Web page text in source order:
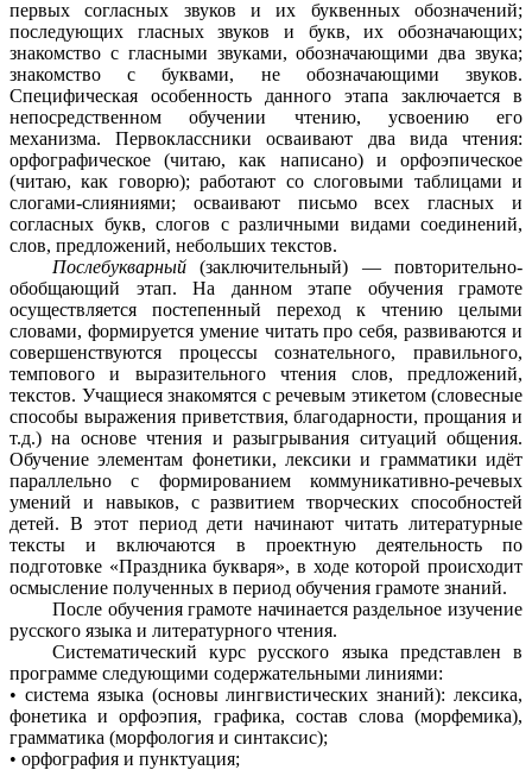
первых согласных звуков и их буквенных обозначений;
последующих гласных звуков и букв, их обозначающих;
знакомство с гласными звуками, обозначающими два звука;
знакомство с буквами, не обозначающими звуков.
Специфическая особенность данного этапа заключается в
непосредственном обучении чтению, усвоению его
механизма. Первоклассники осваивают два вида чтения:
орфографическое (читаю, как написано) и орфоэпическое
(читаю, как говорю); работают со слоговыми таблицами и
слогами-слияниями; осваивают письмо всех гласных и
согласных букв, слогов с различными видами соединений,
слов, предложений, небольших текстов.
Послебукварный(заключительный)
— повторительно-
обобщающий этап. На данном этапе обучения грамоте
осуществляется постепенный переход к чтению целыми
словами, формируется умение читать про себя, развиваются и
совершенствуются процессы сознательного, правильного,
темпового и выразительного чтения слов, предложений,
текстов. Учащиеся знакомятся с речевым этикетом (словесные
способы выражения приветствия, благодарности, прощания и
т.д.) на основе чтения и разыгрывания ситуаций общения.
Обучение элементам фонетики, лексики и грамматики идёт
параллельно с формированием коммуникативно-речевых
умений и навыков, с развитием творческих способностей
детей. В этот период дети начинают читать литературные
тексты и включаются в проектную деятельность по
подготовке «Праздника букваря», в ходе которой происходит
осмысление полученных в период обучения грамоте знаний.
После обучения грамоте начинается раздельное изучение
русского языка и литературного чтения.
Систематический курс русского языка представлен в
программе следующими содержательными линиями:
• система языка (основы лингвистических знаний): лексика,
фонетика и орфоэпия, графика, состав слова (морфемика),
грамматика (морфология и синтаксис);
• орфография и пунктуация;